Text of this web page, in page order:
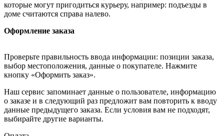
которые могут пригодиться курьеру, например: подъезды в
доме считаются справа налево.
Оформление заказа
Проверьте правильность ввода информации: позиции заказа,
выбор местоположения, данные о покупателе. Нажмите
кнопку «Оформить заказ».
Наш сервис запоминает данные о пользователе, информацию
о заказе и в следующий раз предложит вам повторить к вводу
данные предыдущего заказа. Если условия вам не подходят,
выбирайте другие варианты.